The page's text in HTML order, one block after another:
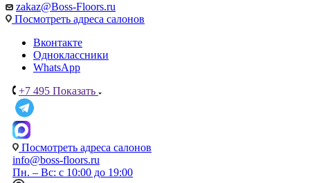
zakaz@Boss-Floors.ru
Посмотреть адреса салонов
Вконтакте
Одноклассники
WhatsApp
+7 495 Показать
Посмотреть адреса салонов
info@boss-floors.ru
Пн. – Вс: с 10:00 до 19:00